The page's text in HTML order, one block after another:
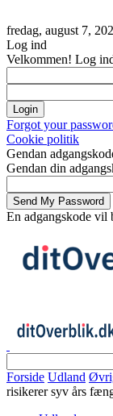
fredag, august 7,
Log ind
Velkommen! Log
Forgot your
Cookie politik
Gendan
Gendan din
En adgangskode vil
Forside Udland
risikerer syv års